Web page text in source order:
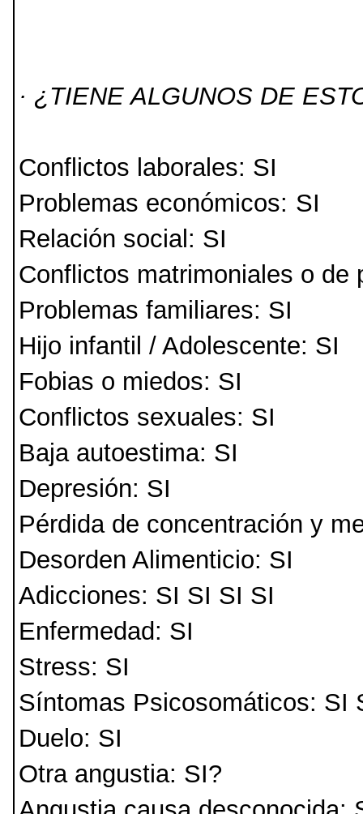
· ¿TIENE ALGUNOS DE
Conflictos laborales: SI
Problemas económicos: SI
Relación social: SI
Conflictos matrimoniales o de
Problemas familiares: SI
Hijo infantil / Adolescente: SI
Fobias o miedos: SI
Conflictos sexuales: SI
Baja autoestima: SI
Depresión: SI
Pérdida de concentración y
Desorden Alimenticio: SI
Adicciones: SI SI SI SI
Enfermedad: SI
Stress: SI
Síntomas Psicosomáticos: SI
Duelo: SI
Otra angustia: SI?